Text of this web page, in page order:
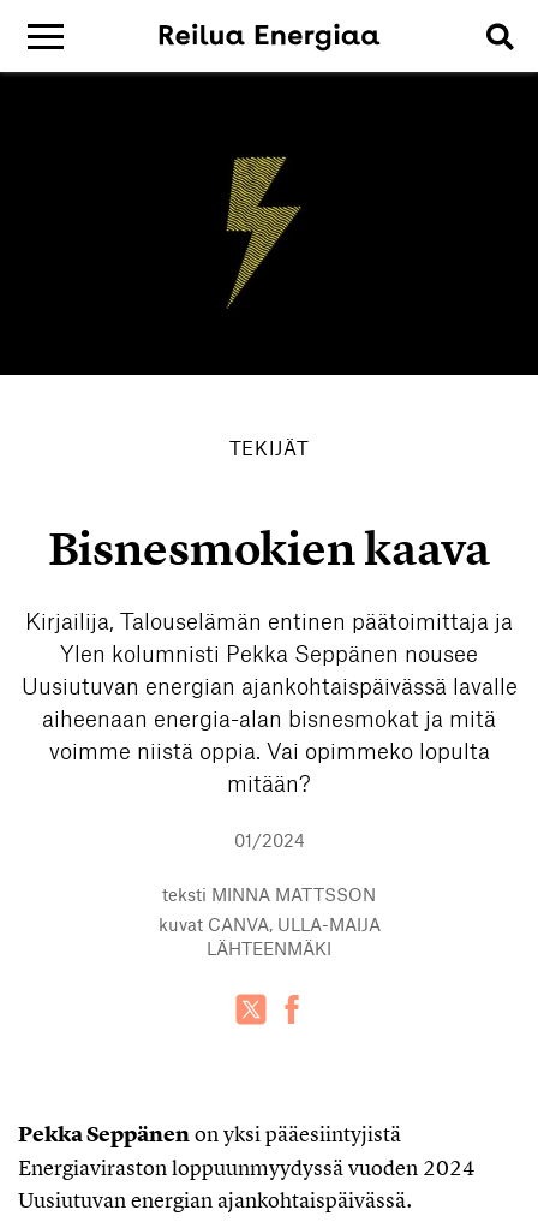
TEKIJÄT
Bisnesmokien kaava
Kirjailija, Talouselämän entinen päätoimittaja ja
Ylen kolumnisti Pekka Seppänen nousee
Uusiutuvan energian ajankohtaispäivässä lavalle
aiheenaan energia-alan bisnesmokat ja mitä
voimme niistä oppia. Vai opimmeko lopulta
mitään?
01/2024
teksti MINNA MATTSSON
kuvat CANVA, ULLA-MAIJA
LÄHTEENMÄKI
Pekka Seppänenon yksi pääesiintyjistä
Energiaviraston loppuunmyydyssä vuoden 2024
Uusiutuvan energian ajankohtaispäivässä.